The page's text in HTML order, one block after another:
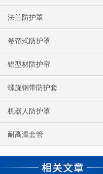
法兰防护罩
卷帘式防护罩
铝型材防护帘
螺旋钢带防护套
机器人防护罩
耐高温套管